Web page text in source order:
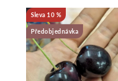
10 %
Předobjednávka